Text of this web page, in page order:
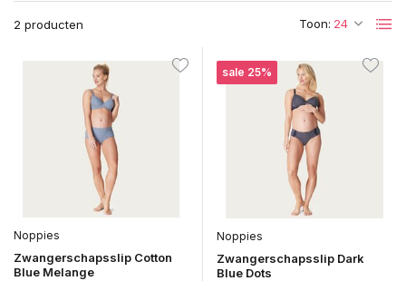
2 producten Toon:
Noppies
Zwangerschapsslip Cotton
Blue Melange
sale 25%
Noppies
Zwangerschapsslip Dark
Blue Dots